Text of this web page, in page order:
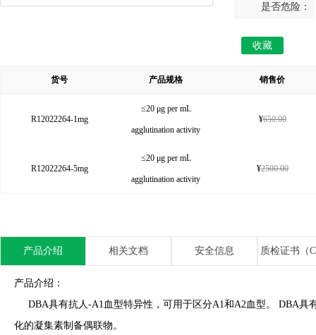
是否危险：
收藏
货号 产品规格 销售价
R12022264-1mg
≤20 μg per mL
agglutination activity
¥650.00
R12022264-5mg
≤20 μg per mL
agglutination activity
¥2500.00
产品介绍 相关文档 安全信息 质检证书（
产品介绍：
DBA具有抗人-A1血型特异性，可用于区分A1和A2血型。 DBA具
化的凝集素制备偶联物。